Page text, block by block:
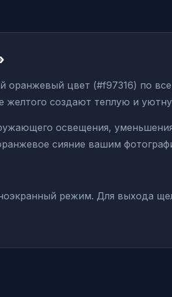
оранжевый цвет (#f97316) по
желтого создают теплую и
освещения,
сияние вашим
режим. Для выхода